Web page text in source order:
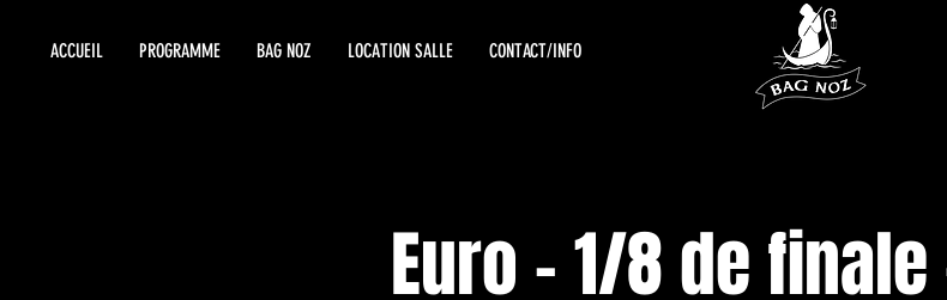
ACCUEIL PROGRAMME BAG NOZ LOCATION SALLE CONTACT/INFO
Euro - 1/8 de